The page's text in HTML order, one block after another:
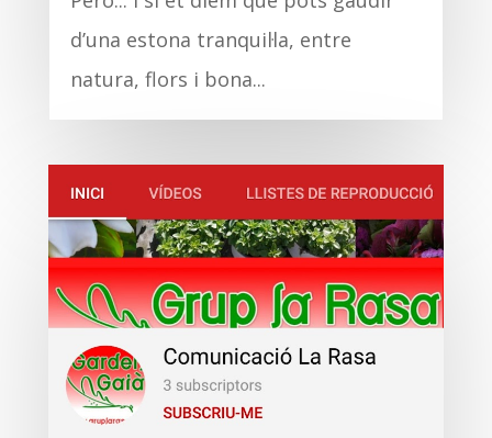
d’una estona tranquil·la, entre
natura, flors i bona...